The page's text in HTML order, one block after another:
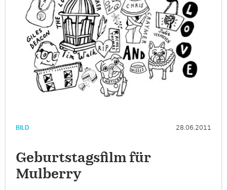
BILD 28.06.2011
Geburtstagsfilm für
Mulberry